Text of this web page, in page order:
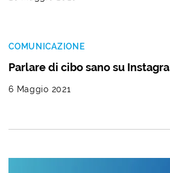
COMUNICAZIONE
Parlare di cibo sano su
6 Maggio 2021